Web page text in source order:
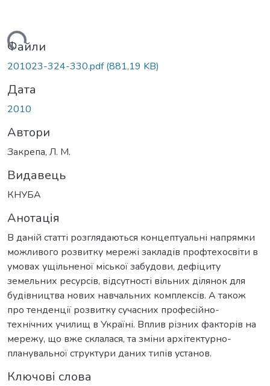
Файли
201023-324-330.pdf(881,19 KB)
Дата
2010
Автори
Закрепа, Л. М.
Видавець
КНУБА
Анотація
В даній статті розглядаються концептуальні напрямки
можливого розвитку мережі закладів профтехосвіти в
умовах ущільненої міської забудови, дефіциту
земельних ресурсів, відсутності вільних ділянок для
будівництва нових навчальних комплексів. А також
про тенденції розвитку сучасних професійно-
технічних училищ в Україні. Вплив різних факторів на
мережу, що вже склалася, та зміни архітектурно-
планувальної структури даних типів установ.
Ключові слова